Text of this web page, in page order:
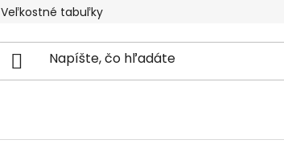
Veľkostné tabuľky